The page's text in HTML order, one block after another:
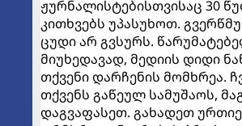
ჟურნალისტებისთვისაც 30
კითხვებს უპასუხოთ.
ცუდი არ გვსურს.
მიუხედავად, მედიის დიდი
თქვენი დარჩენის მომხრეა.
თქვენს გაწეულ სამუშაოს,
დაგვაფასეთ. გახადეთ